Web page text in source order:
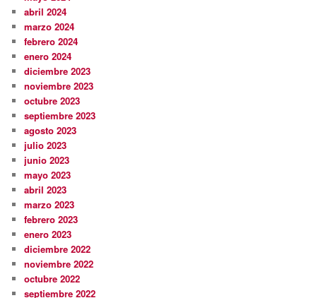
abril 2024
marzo 2024
febrero 2024
enero 2024
diciembre 2023
noviembre 2023
octubre 2023
septiembre 2023
agosto 2023
julio 2023
junio 2023
mayo 2023
abril 2023
marzo 2023
febrero 2023
enero 2023
diciembre 2022
noviembre 2022
octubre 2022
septiembre 2022